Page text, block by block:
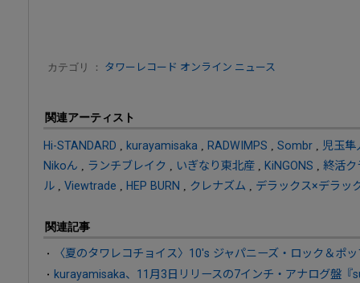
カテゴリ ： タワーレコード オンライン ニュース
関連アーティスト
Hi-STANDARD kurayamisaka RADWIMPS Sombr
児玉隼
Nikoん
ランチブレイク いぎなり東北産 KiNGONS
終活ク
ル
Viewtrade HEP BURN クレナズム デラックス×デラッ
関連記事
〈夏のタワレコチョイス〉10's ジャパニーズ・ロック＆ポ
kurayamisaka、11月3日リリースの7インチ・アナログ盤